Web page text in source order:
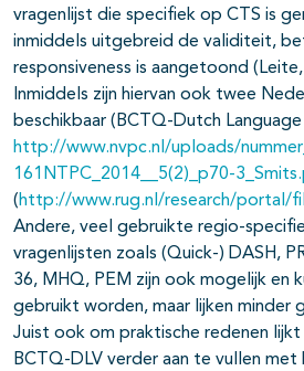
vragenlijst die specifiek op CTS is
inmiddels uitgebreid de validiteit,
responsiveness is aangetoond
Inmiddels zijn hiervan ook twee
beschikbaar (BCTQ-Dutch Language
http://www.nvpc.nl/uploads/
161NTPC_2014__5(2)_p70-
( http://www.rug.nl/research/portal/
Andere, veel gebruikte regio-
vragenlijsten zoals (Quick-) DASH,
36, MHQ, PEM zijn ook mogelijk en
gebruikt worden, maar lijken minder
Juist ook om praktische redenen
BCTQ-DLV verder aan te vullen